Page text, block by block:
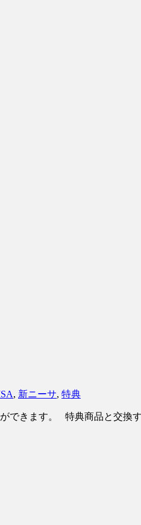
, 新ニーサ, 特典
できます。 特典商品と交換